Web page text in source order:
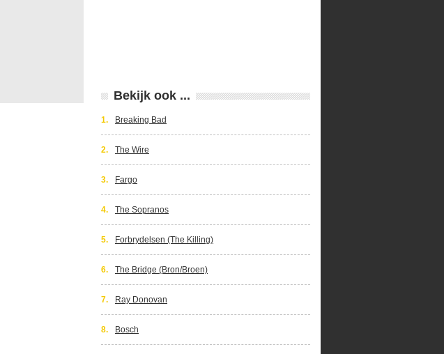
Bekijk ook ...
1. Breaking Bad
2. The Wire
3. Fargo
4. The Sopranos
5. Forbrydelsen (The Killing)
6. The Bridge (Bron/Broen)
7. Ray Donovan
8. Bosch